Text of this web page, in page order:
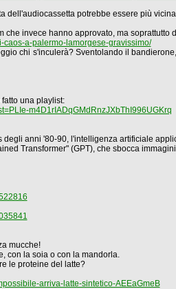
dell'audiocassetta potrebbe essere più
che invece hanno approvato, ma soprattutto
a-palermo-lamorgese-gravissimo/
chi s'inculerà? Sventolando il
una playlist:
m4D1rIADqGMdRnzJXbThI996UGKrq
degli anni '80-90, l'intelligenza artificiale
Transformer" (GPT), che sbocca
mucche!
con la soia o con la mandorla.
le proteine del latte?
arriva-latte-sintetico-AEEaGmeB